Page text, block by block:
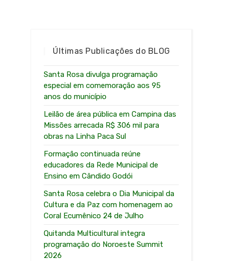
Últimas Publicações do BLOG
Santa Rosa divulga programação
especial em comemoração aos 95
anos do município
Leilão de área pública em Campina das
Missões arrecada R$ 306 mil para
obras na Linha Paca Sul
Formação continuada reúne
educadores da Rede Municipal de
Ensino em Cândido Godói
Santa Rosa celebra o Dia Municipal da
Cultura e da Paz com homenagem ao
Coral Ecumênico 24 de Julho
Quitanda Multicultural integra
programação do Noroeste Summit
2026